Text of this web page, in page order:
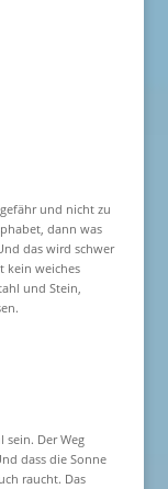
und nicht zu
dann was
das wird schwer
kein weiches
und Stein,
Der Weg
dass die Sonne
raucht. Das